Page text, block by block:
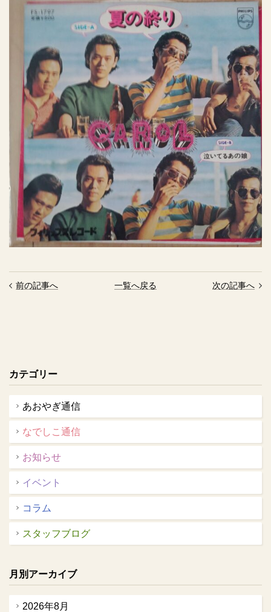
前の記事へ 一覧へ戻る 次の記事へ
カテゴリー
あおやぎ通信
なでしこ通信
お知らせ
イベント
コラム
スタッフブログ
月別アーカイブ
2026年8月